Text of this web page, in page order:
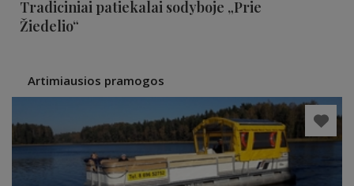
Tradiciniai patiekalai sodyboje „Prie
Žiedelio“
Artimiausios pramogos